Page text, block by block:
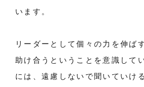
います。
リーダーとして個々の力を伸ば
助け合うということを意識して
には、遠慮しないで聞いていけ